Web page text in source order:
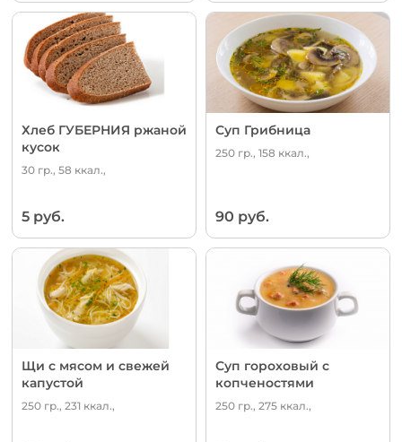
Хлеб ГУБЕРНИЯ ржаной
кусок
30 гр., 58 ккал.,
5 руб.
Суп Грибница
250 гр., 158 ккал.,
90 руб.
Щи с мясом и свежей
капустой
250 гр., 231 ккал.,
Суп гороховый с
копченостями
250 гр., 275 ккал.,